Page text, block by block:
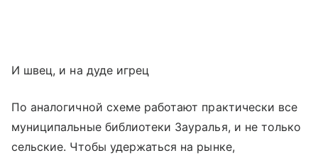
И швец, и на дуде игрец
По аналогичной схеме работают практически все
муниципальные библиотеки Зауралья, и не только
сельские. Чтобы удержаться на рынке,